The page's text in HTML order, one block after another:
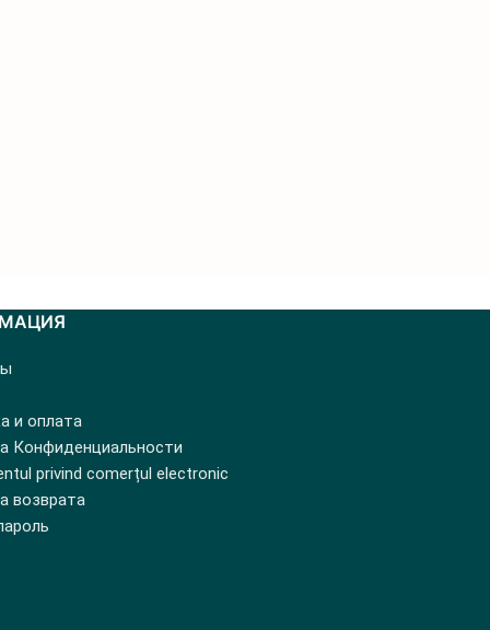
и оплата
Конфиденциальности
privind comerțul electronic
возврата